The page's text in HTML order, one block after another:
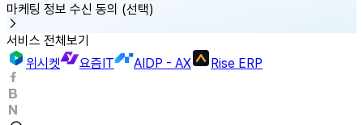
마케팅 정보 수신 동의 (선택)
서비스 전체보기
위시켓
요즘IT AIDP - AX Rise ERP